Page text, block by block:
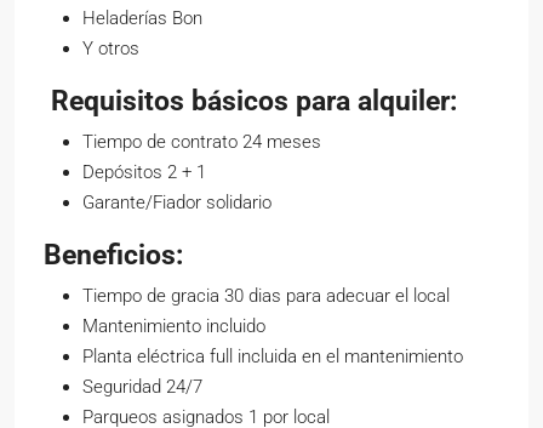
Heladerías Bon
Y otros
Requisitos básicos para alquiler:
Tiempo de contrato 24 meses
Depósitos 2 + 1
Garante/Fiador solidario
Beneficios:
Tiempo de gracia 30 dias para adecuar el local
Mantenimiento incluido
Planta eléctrica full incluida en el mantenimiento
Seguridad 24/7
Parqueos asignados 1 por local